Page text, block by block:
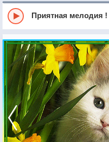
Приятная мелодия !